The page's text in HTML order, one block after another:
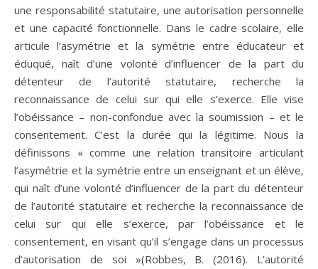
une responsabilité statutaire, une autorisation personnelle
et une capacité fonctionnelle. Dans le cadre scolaire, elle
articule l’asymétrie et la symétrie entre éducateur et
éduqué, naît d’une volonté d’influencer de la part du
détenteur de l’autorité statutaire, recherche la
reconnaissance de celui sur qui elle s’exerce. Elle vise
l’obéissance – non-confondue avec la soumission – et le
consentement. C’est la durée qui la légitime. Nous la
définissons « comme une relation transitoire articulant
l’asymétrie et la symétrie entre un enseignant et un élève,
qui naît d’une volonté d’influencer de la part du détenteur
de l’autorité statutaire et recherche la reconnaissance de
celui sur qui elle s’exerce, par l’obéissance et le
consentement, en visant qu’il s’engage dans un processus
d’autorisation de soi »(Robbes, B. (2016). L’autorité